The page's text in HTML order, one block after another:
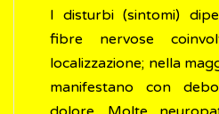
I disturbi (sintomi)
fibre nervose
localizzazione; nella
manifestano con